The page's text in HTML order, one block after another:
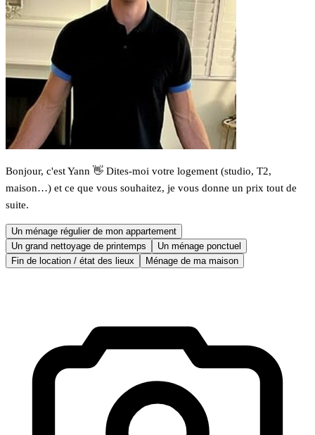
Bonjour, c'est Yann 👋 Dites-moi votre logement (studio, T2,
maison…) et ce que vous souhaitez, je vous donne un prix tout de
suite.
Un ménage régulier de mon appartement
Un grand nettoyage de printemps
Un ménage ponctuel
Fin de location / état des lieux
Ménage de ma maison